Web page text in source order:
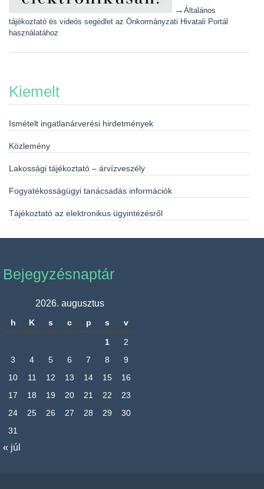
→ Általános
tájékoztató és videós segédlet az Önkormányzati Hivatali Portál
használatához
Kiemelt
Ismételt ingatlanárverési hirdetmények
Közlemény
Lakossági tájékoztató – árvízveszély
Fogyatékosságügyi tanácsadás információk
Tájékoztató az elektronikus ügyintézésről
Bejegyzésnaptár
2026. augusztus
h K s c p s v
1
2
3
4 5 6 7 8
9
10
11 12 13 14 15
16
17
18 19 20 21 22
23
24
25 26 27 28 29
30
31
« júl